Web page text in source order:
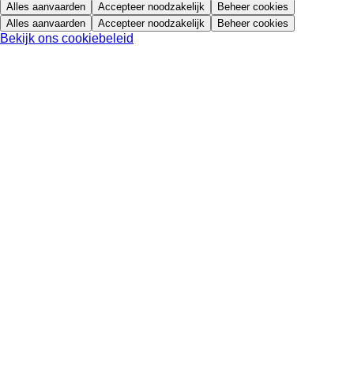
Alles aanvaarden Accepteer noodzakelijk
Beheer cookies
Alles aanvaarden
Accepteer noodzakelijk Beheer cookies
Bekijk ons cookiebeleid